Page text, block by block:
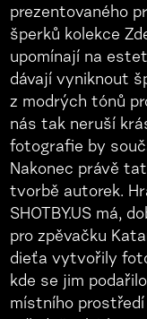
prezentovaného
šperků kolekce
upomínají na
dávají vyniknout
z modrých tónů
nás tak neruší
fotografie by
Nakonec právě
tvorbě autorek.
SHOTBY.US má,
pro zpěvačku
dieťa vytvořily
kde se jim
místního